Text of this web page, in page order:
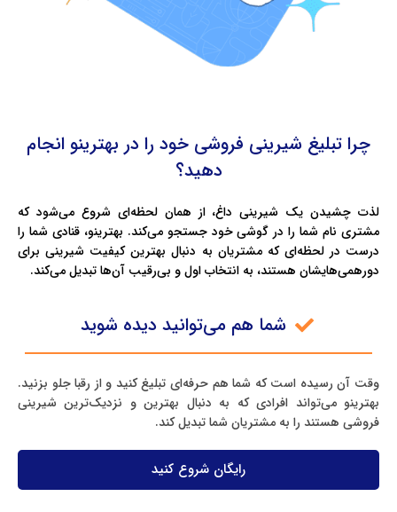
چرا تبلیغ شیرینی فروشی خود را در بهترینو انجام
دهید؟
لذت چشیدن یک شیرینی داغ، از همان لحظه‌ای شروع می‌شود که
مشتری نام شما را در گوشی خود جستجو می‌کند. بهترینو، قنادی شما را
درست در لحظه‌ای که مشتریان به دنبال بهترین کیفیت شیرینی برای
دورهمی‌هایشان هستند، به انتخاب اول و بی‌رقیب آن‌ها تبدیل می‌کند.
شما هم می‌توانید دیده شوید
وقت آن رسیده است که شما هم حرفه‌ای تبلیغ کنید و از رقبا جلو بزنید.
بهترینو می‌تواند افرادی که به دنبال بهترین و نزدیک‌ترین شیرینی
فروشی هستند را به مشتریان شما تبدیل کند.
رایگان شروع کنید